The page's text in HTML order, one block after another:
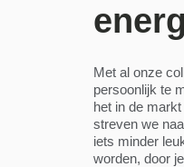
Met al onze
persoonlijk te
het in de
streven we
iets minder
worden, door